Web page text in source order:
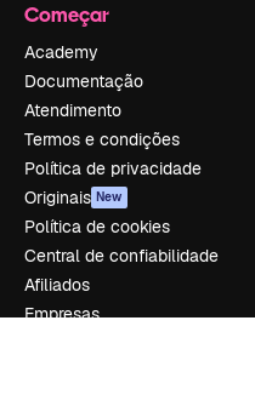
Começar
Academy
Documentação
Atendimento
Termos e condições
Política de privacidade
Originais New
Política de cookies
Central de confiabilidade
Afiliados
Empresas